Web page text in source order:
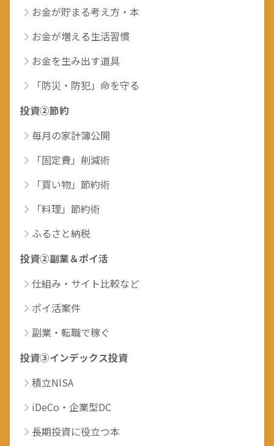
お金が貯まる考え方・本
お金が増える生活習慣
お金を生み出す道具
「防災・防犯」命を守る
投資②節約
毎月の家計簿公開
「固定費」削減術
「買い物」節約術
「料理」節約術
ふるさと納税
投資②副業＆ポイ活
仕組み・サイト比較など
ポイ活案件
副業・転職で稼ぐ
投資③インデックス投資
積立NISA
iDeCo・企業型DC
長期投資に役立つ本